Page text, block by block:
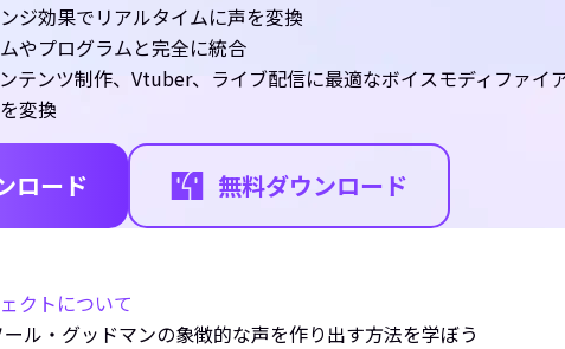
ジ効果でリアルタイムに声を変換
やプログラムと完全に統合
テンツ制作、Vtuber、ライブ配信に最適なボイスモディファイ
変換
ロード 無料ダウンロード
クトについて
ール・グッドマンの象徴的な声を作り出す方法を学ぼう